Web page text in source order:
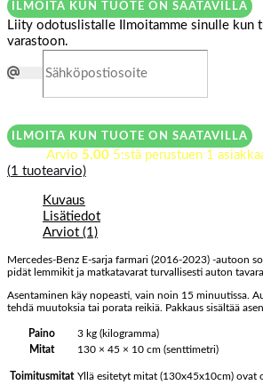
ILMOITA KUN TUOTE ON SAATAVILLA
Liity odotuslistalle
Ilmoitamme sinulle kun
varastoon.
ILMOITA KUN TUOTE ON SAATAVILLA
Arvio 5.005:stä perustuen 1
(1 tuotearvio)
Kuvaus
Lisätiedot
Arviot (1)
Mercedes-Benz E-sarja farmari (2016-2023) -autoon
pidät lemmikit ja matkatavarat turvallisesti auton
Asentaminen käy nopeasti, vain noin 15 minuutissa.
tehdä muutoksia tai porata reikiä. Pakkaus sisältää
Paino
3 kg (kilogramma)
Mitat
130 × 45 × 10 cm (senttimetri)
Toimitusmitat Yllä esitetyt mitat (130x45x10cm) ovat